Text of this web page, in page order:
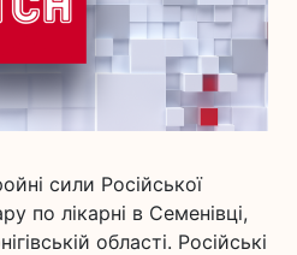
сили Російської
по лікарні в Семенівці,
області. Російські